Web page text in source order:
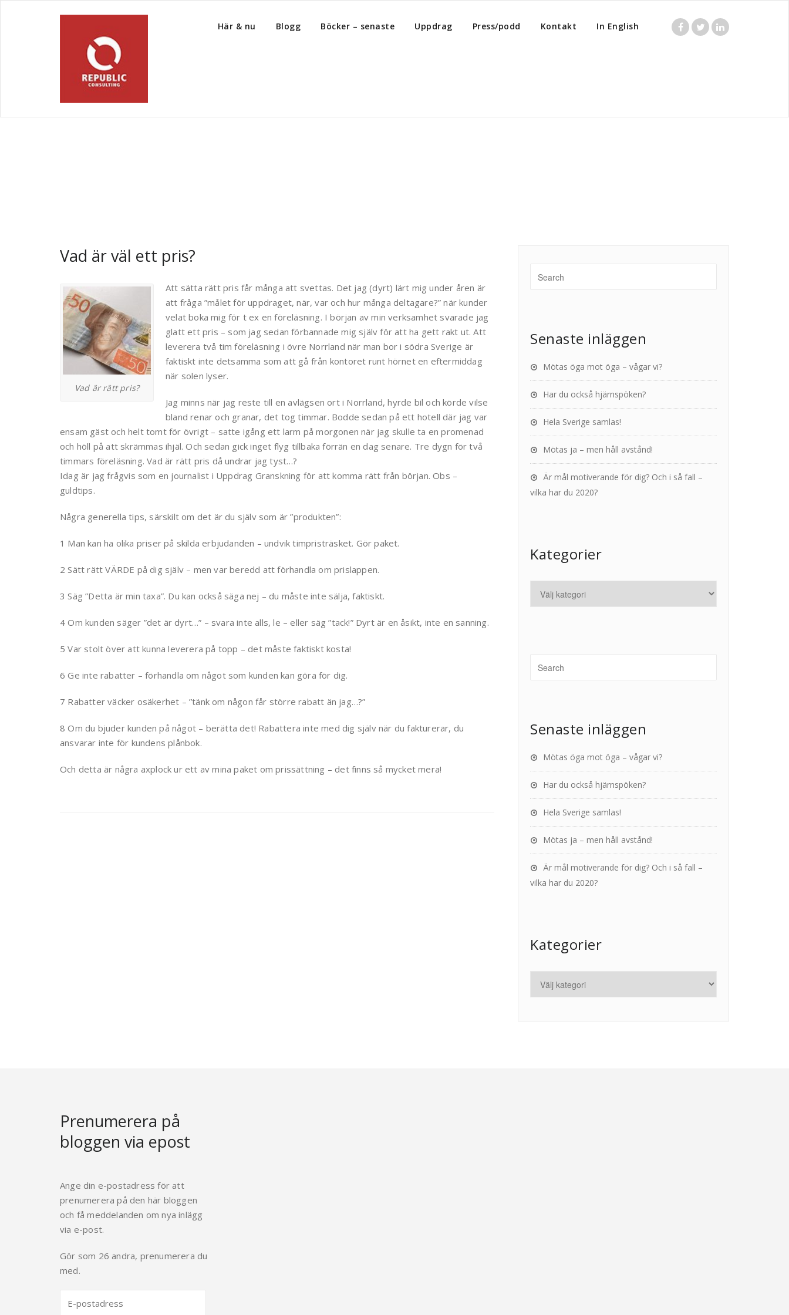
Här & nu Blogg Böcker – senaste Uppdrag Press/podd Kontakt In English
Vad är väl ett pris?
Vad är rätt pris?
Att sätta rätt pris får många att svettas. Det jag (dyrt) lärt mig under åren är
att fråga ”målet för uppdraget, när, var och hur många deltagare?” när kunder
velat boka mig för t ex en föreläsning. I början av min verksamhet svarade jag
glatt ett pris – som jag sedan förbannade mig själv för att ha gett rakt ut. Att
leverera två tim föreläsning i övre Norrland när man bor i södra Sverige är
faktiskt inte detsamma som att gå från kontoret runt hörnet en eftermiddag
när solen lyser.
Jag minns när jag reste till en avlägsen ort i Norrland, hyrde bil och körde vilse
bland renar och granar, det tog timmar. Bodde sedan på ett hotell där jag var
ensam gäst och helt tomt för övrigt – satte igång ett larm på morgonen när jag skulle ta en promenad
och höll på att skrämmas ihjäl. Och sedan gick inget flyg tillbaka förrän en dag senare. Tre dygn för två
timmars föreläsning. Vad är rätt pris då undrar jag tyst…?
Idag är jag frågvis som en journalist i Uppdrag Granskning för att komma rätt från början. Obs –
guldtips.
Några generella tips, särskilt om det är du själv som är ”produkten”:
1 Man kan ha olika priser på skilda erbjudanden – undvik timpristräsket. Gör paket.
2 Sätt rätt VÄRDE på dig själv – men var beredd att förhandla om prislappen.
3 Säg ”Detta är min taxa”. Du kan också säga nej – du måste inte sälja, faktiskt.
4 Om kunden säger ”det är dyrt…” – svara inte alls, le – eller säg ”tack!” Dyrt är en åsikt, inte en sanning.
5 Var stolt över att kunna leverera på topp – det måste faktiskt kosta!
6 Ge inte rabatter – förhandla om något som kunden kan göra för dig.
7 Rabatter väcker osäkerhet – ”tänk om någon får större rabatt än jag…?”
8 Om du bjuder kunden på något – berätta det! Rabattera inte med dig själv när du fakturerar, du
ansvarar inte för kundens plånbok.
Och detta är några axplock ur ett av mina paket om prissättning – det finns så mycket mera!
Senaste inläggen
Mötas öga mot öga – vågar vi?
Har du också hjärnspöken?
Hela Sverige samlas!
Mötas ja – men håll avstånd!
Är mål motiverande för dig? Och i så fall –
vilka har du 2020?
Kategorier
Senaste inläggen
Mötas öga mot öga – vågar vi?
Har du också hjärnspöken?
Hela Sverige samlas!
Mötas ja – men håll avstånd!
Är mål motiverande för dig? Och i så fall –
vilka har du 2020?
Kategorier
Prenumerera på
bloggen via epost
Ange din e-postadress för att
prenumerera på den här bloggen
och få meddelanden om nya inlägg
via e-post.
Gör som 26 andra, prenumerera du
med.